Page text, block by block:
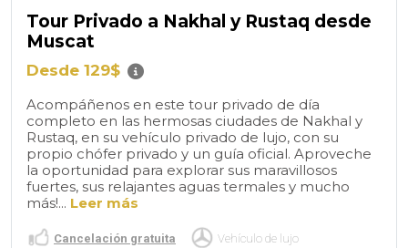
Tour Privado a Nakhal y Rustaq desde
Muscat
Desde 129$
Acompáñenos en este tour privado de día
completo en las hermosas ciudades de Nakhal y
Rustaq, en su vehículo privado de lujo, con su
propio chófer privado y un guía oficial. Aproveche
la oportunidad para explorar sus maravillosos
fuertes, sus relajantes aguas termales y mucho
más!... Leer más
Cancelación gratuita Vehículo de lujo